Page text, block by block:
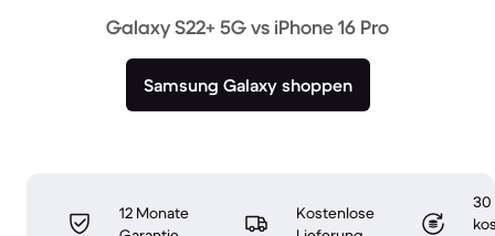
Galaxy S22+ 5G vs iPhone 16 Pro
Samsung Galaxy shoppen
12 Monate
Kostenlose
30